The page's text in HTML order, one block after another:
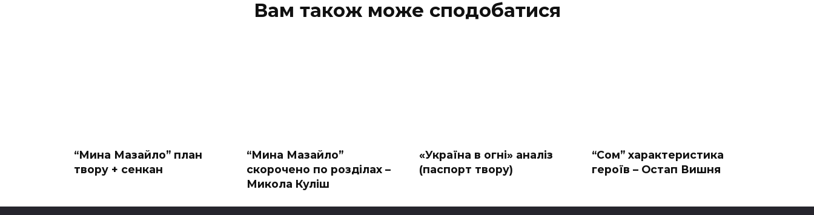
Вам також може сподобатися
“Мина Мазайло” план
твору + сенкан
“Мина Мазайло”
скорочено по розділах –
Микола Куліш
«Україна в огні» аналіз
(паспорт твору)
“Сом” характеристика
героїв – Остап Вишня